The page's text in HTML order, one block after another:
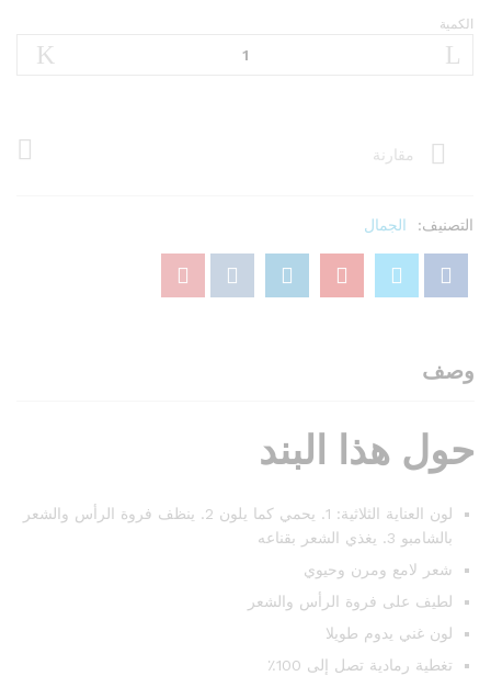
وريال
باريس
مضاد
شعر
9.12
كول
فاتح
كمية
الكمية
مقارنة
التصنيف: الجمال
وصف
حول هذا البند
لون العناية الثلاثية: 1. يحمي كما يلون 2. ينظف فروة الرأس والشعر
بالشامبو 3. يغذي الشعر بقناعه
شعر لامع ومرن وحيوي
لطيف على فروة الرأس والشعر
لون غني يدوم طويلا
تغطية رمادية تصل إلى 100٪